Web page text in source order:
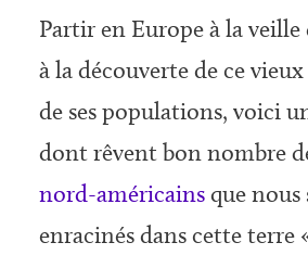
Partir en Europe à la veille
à la découverte de ce
de ses populations, voici
dont rêvent bon nombre
nord-américainsque nous
enracinés dans cette terre